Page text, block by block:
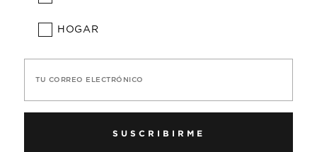
HOGAR
TU CORREO ELECTRÓNICO
SUSCRIBIRME